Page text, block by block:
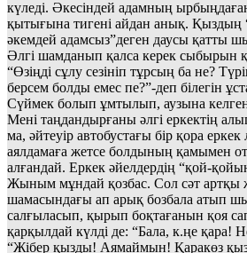
күледі. Әкесіндей адамның
қытығына тигені айдан анық. Қыздың
әкемдей адамсыз”деген даусы қатты
Әлгі шамданып қалса керек сыбырын
“Өзіңді сұлу сезініп тұрсың ба не?
берсем болды емес пе?”-деп білегін
Сүймек болып ұмтылып, аузына
Мені таңдандырғаны әлгі еркектің
ма, әйтеуір автобустағы бір қора
аялдамаға жетсе болдының қамымен
алғандай. Еркек әйелдердің “қой-
Жыным мұндай қозбас. Сол сәт артқы
шамасындағы ап арық бозбала атып
салғыласып, қырып боқтағанын қоя
қарқылдай күлді де: “Бала, к.ңе қара!
“Жібер қызды! Аямаймын! Қаракөз